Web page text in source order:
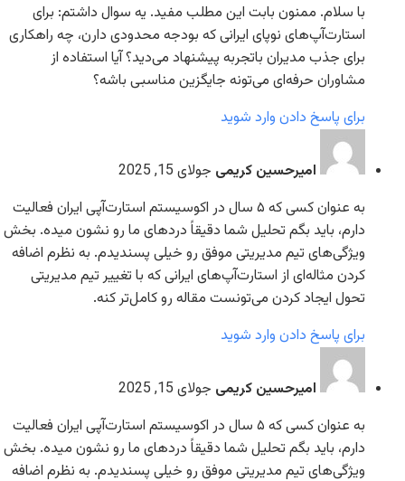
با سلام. ممنون بابت این مطلب مفید. یه سوال داشتم: برای
استارت‌آپ‌های نوپای ایرانی که بودجه محدودی دارن، چه راهکاری
برای جذب مدیران با‌تجربه پیشنهاد می‌دید؟ آیا استفاده از
مشاوران حرفه‌ای می‌تونه جایگزین مناسبی باشه؟
برای پاسخ دادن وارد شوید
امیرحسین کریمی جولای 15, 2025
به عنوان کسی که ۵ سال در اکوسیستم استارت‌آپی ایران فعالیت
دارم، باید بگم تحلیل شما دقیقاً دردهای ما رو نشون میده. بخش
ویژگی‌های تیم مدیریتی موفق رو خیلی پسندیدم. به نظرم اضافه
کردن مثاله‌ای از استارت‌آپ‌های ایرانی که با تغییر تیم مدیریتی
تحول ایجاد کردن می‌تونست مقاله رو کامل‌تر کنه.
برای پاسخ دادن وارد شوید
امیرحسین کریمی جولای 15, 2025
به عنوان کسی که ۵ سال در اکوسیستم استارت‌آپی ایران فعالیت
دارم، باید بگم تحلیل شما دقیقاً دردهای ما رو نشون میده. بخش
ویژگی‌های تیم مدیریتی موفق رو خیلی پسندیدم. به نظرم اضافه